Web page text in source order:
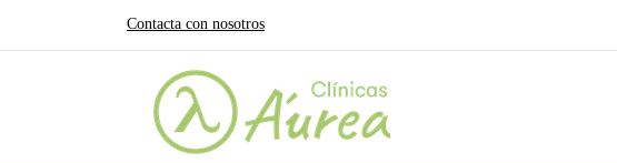
Contacta con nosotros